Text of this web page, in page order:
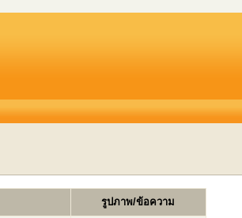
รูปภาพ/ข้อความ